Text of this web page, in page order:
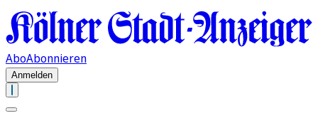
AboAbonnieren
Anmelden